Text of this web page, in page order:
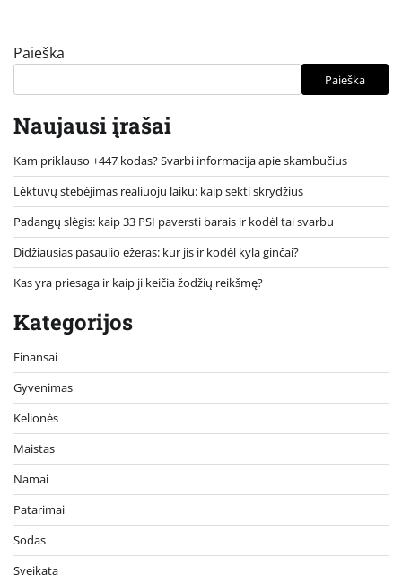
Paieška
Paieška
Naujausi įrašai
Kam priklauso +447 kodas? Svarbi informacija apie skambučius
Lėktuvų stebėjimas realiuoju laiku: kaip sekti skrydžius
Padangų slėgis: kaip 33 PSI paversti barais ir kodėl tai svarbu
Didžiausias pasaulio ežeras: kur jis ir kodėl kyla ginčai?
Kas yra priesaga ir kaip ji keičia žodžių reikšmę?
Kategorijos
Finansai
Gyvenimas
Kelionės
Maistas
Namai
Patarimai
Sodas
Sveikata